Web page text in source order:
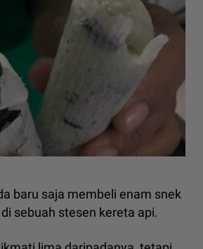
baru saja membeli enam snek
sebuah stesen kereta api.